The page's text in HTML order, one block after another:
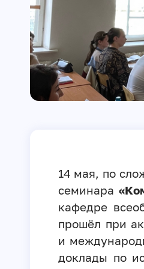
14 мая, по
семинара
кафедре
прошёл при
и
доклады по